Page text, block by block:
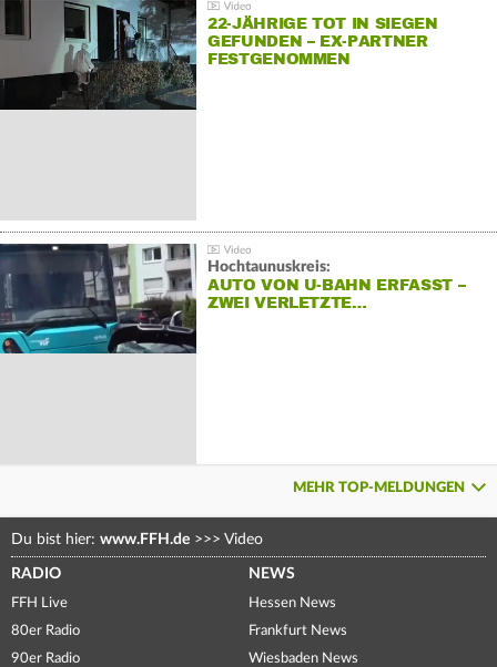
22-JÄHRIGE TOT IN SIEGEN
GEFUNDEN – EX-PARTNER
FESTGENOMMEN
Hochtaunuskreis:
AUTO VON U-BAHN ERFASST –
ZWEI VERLETZTE…
MEHR TOP-MELDUNGEN
Du bist hier: www.FFH.de >>> Video
RADIO
FFH Live
80er Radio
90er Radio
NEWS
Hessen News
Frankfurt News
Wiesbaden News